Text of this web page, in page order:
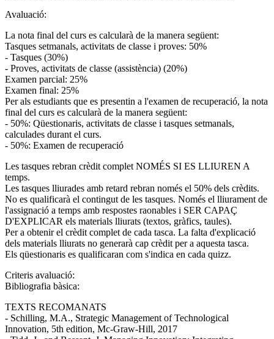
Avaluació:
La nota final del curs es calcularà de la manera següent:
Tasques setmanals, activitats de classe i proves: 50%
- Tasques (30%)
- Proves, activitats de classe (assistència) (20%)
Examen parcial: 25%
Examen final: 25%
Per als estudiants que es presentin a l'examen de recuperació, la nota
final del curs es calcularà de la manera següent:
- 50%: Qüestionaris, activitats de classe i tasques setmanals,
calculades durant el curs.
- 50%: Examen de recuperació
Les tasques rebran crèdit complet NOMÉS SI ES LLIUREN A
temps.
Les tasques lliurades amb retard rebran només el 50% dels crèdits.
No es qualificarà el contingut de les tasques. Només el lliurament de
l'assignació a temps amb respostes raonables i SER CAPAÇ
D'EXPLICAR els materials lliurats (textos, gràfics, taules).
Per a obtenir el crèdit complet de cada tasca. La falta d'explicació
dels materials lliurats no generarà cap crèdit per a aquesta tasca.
Els qüestionaris es qualificaran com s'indica en cada quizz.
Criteris avaluació:
Bibliografia bàsica:
TEXTS RECOMANATS
- Schilling, M.A., Strategic Management of Technological
Innovation, 5th edition, Mc-Graw-Hill, 2017